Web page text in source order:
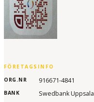
FÖRETAGSINFO
ORG.NR
916671-4841
BANK Swedbank Uppsala